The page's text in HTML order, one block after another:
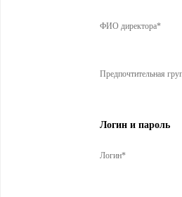
ФИО директора*
Предпочтительная
Логин и пароль
Логин*